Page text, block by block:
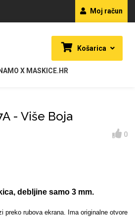
Moj račun
Košarica
X MASKICE.HR
- Više Boja
0
debljine samo 3 mm.
preko rubova ekrana. Ima originalne otvore